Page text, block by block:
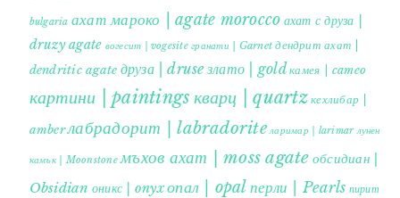
bulgaria ахат мароко | agate morocco ахат с друза |
druzy agate вогесит | vogesite гранати | Garnet дендрит ахат |
dendritic agate друза | druse злато | gold камея | cameo
картини | paintings кварц | quartzкехлибар |
amberлабрадорит | labradorite ларимар | larimar лунен
камък | Moonstone мъхов ахат | moss agate обсидиан |
Obsidian оникс | onyxопал | opal перли | Pearls пирит |